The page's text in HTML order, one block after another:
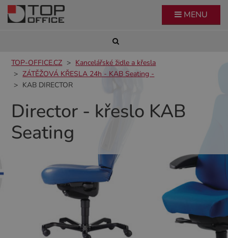
MENU
TOP-OFFICE.CZ
Kancelářské židle a křesla
ZÁTĚŽOVÁ KŘESLA 24h - KAB Seating -
KAB DIRECTOR
Director - křeslo KAB
Seating